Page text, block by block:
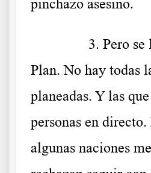
pinchazo asesino.
3. Pero se
Plan. No hay todas
planeadas. Y las
personas en
algunas naciones